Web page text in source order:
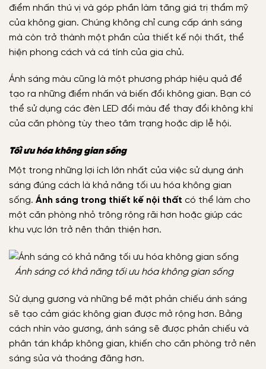
điểm nhấn thú vị và góp phần làm tăng giá trị thẩm mỹ
của không gian. Chúng không chỉ cung cấp ánh sáng
mà còn trở thành một phần của thiết kế nội thất, thể
hiện phong cách và cá tính của gia chủ.
Ánh sáng màu cũng là một phương pháp hiệu quả để
tạo ra những điểm nhấn và biến đổi không gian. Bạn có
thể sử dụng các đèn LED đổi màu để thay đổi không khí
của căn phòng tùy theo tâm trạng hoặc dịp lễ hội.
Tối ưu hóa không gian sống
Một trong những lợi ích lớn nhất của việc sử dụng ánh
sáng đúng cách là khả năng tối ưu hóa không gian
sống. Ánh sáng trong thiết kế nội thất có thể làm cho
một căn phòng nhỏ trông rộng rãi hơn hoặc giúp các
khu vực lớn trở nên thân thiện hơn.
Ánh sáng có khả năng tối ưu hóa không gian sống
Sử dụng gương và những bề mặt phản chiếu ánh sáng
sẽ tạo cảm giác không gian được mở rộng hơn. Bằng
cách nhìn vào gương, ánh sáng sẽ được phản chiếu và
phân tán khắp không gian, khiến cho căn phòng trở nên
sáng sủa và thoáng đãng hơn.